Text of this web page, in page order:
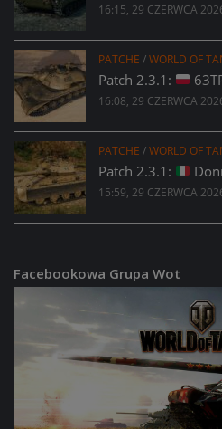
16:15, 29 CZERWCA
PATCHE /WORLD OF
Patch 2.3.1:
16:08, 29 CZERWCA
PATCHE /WORLD OF
Patch 2.3.1:
15:59, 29 CZERWCA
Facebookowa Grupa Wot